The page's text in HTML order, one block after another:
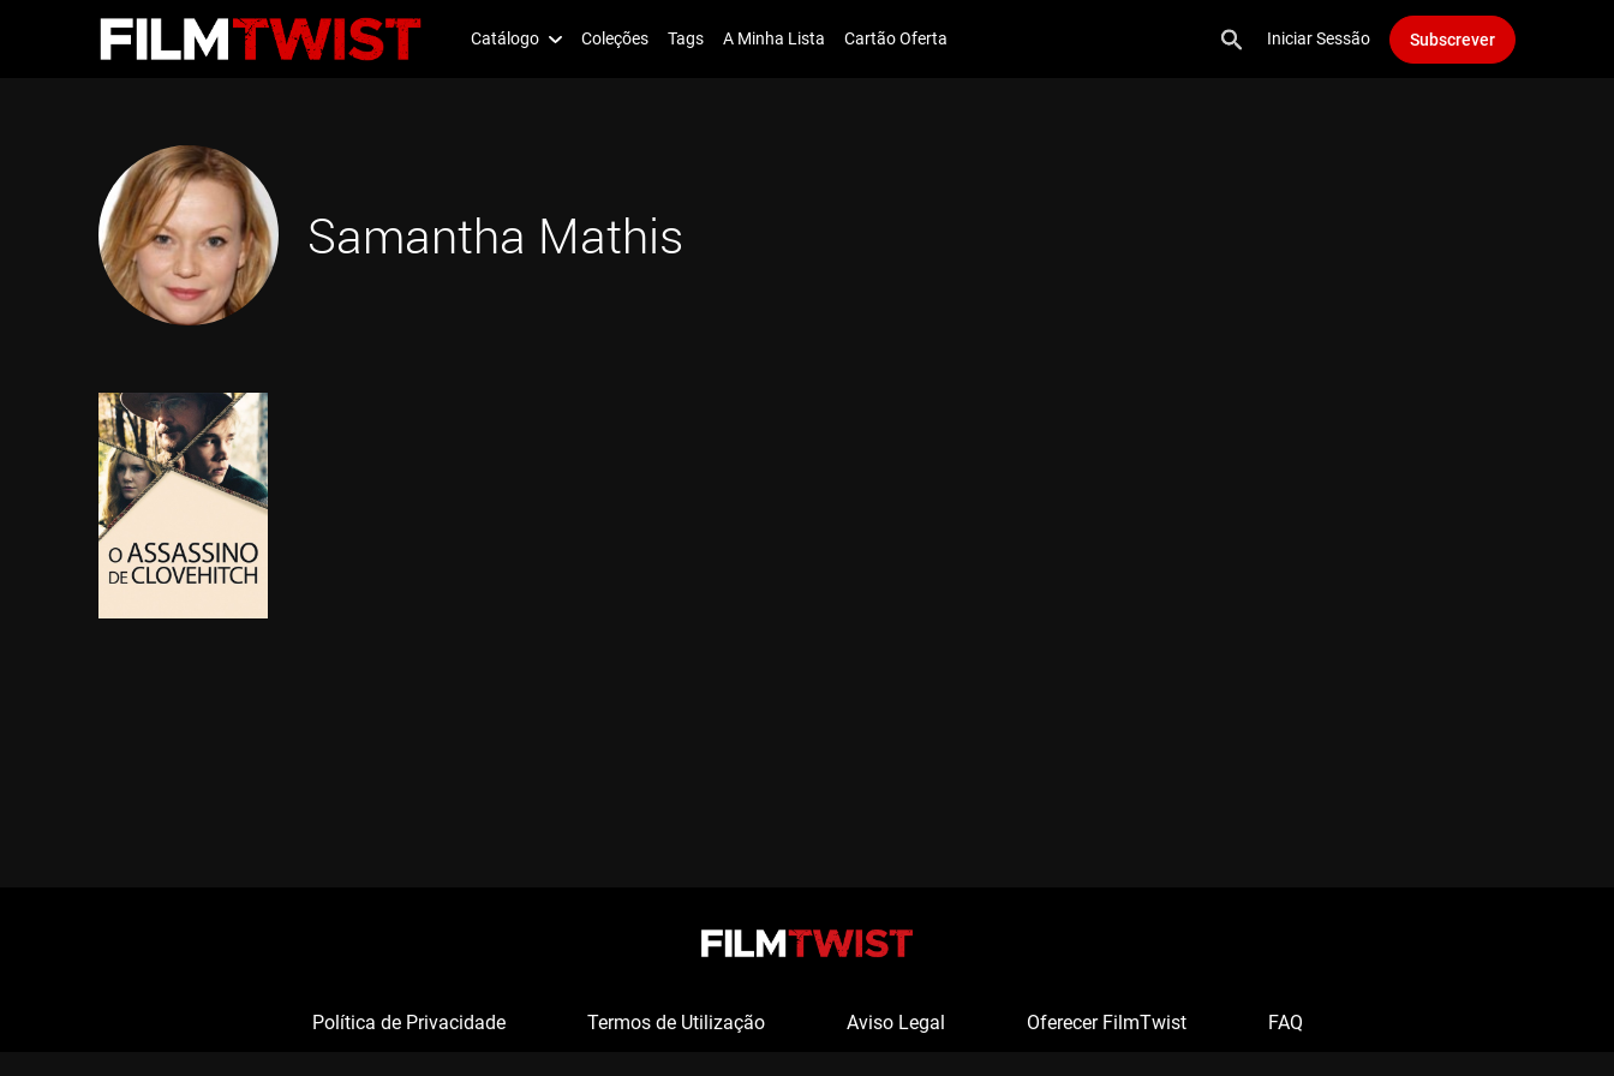
Catálogo Coleções Tags A Minha Lista Cartão Oferta Iniciar Sessão Subscrever
Samantha Mathis
Política de Privacidade Termos de Utilização Aviso Legal Oferecer FilmTwist FAQ